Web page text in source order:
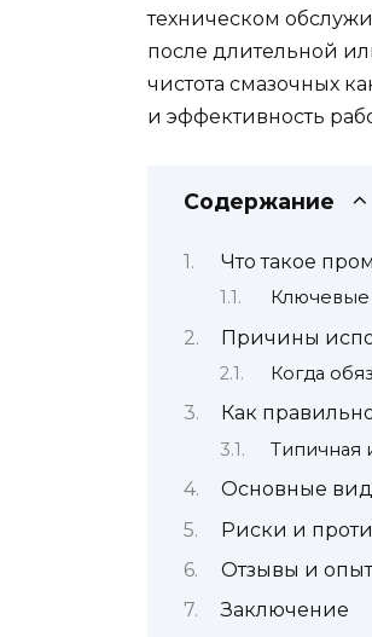
техническом
после длительной
чистота смазочных
и эффективность
Содержание
Что такое
Причины
Когда
Как
Типичная
Основные
Риски и
Отзывы и
Заключение